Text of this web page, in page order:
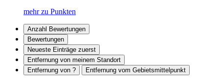
mehr zu Punkten
Anzahl Bewertungen
Bewertungen
Neueste Einträge zuerst
Entfernung von meinem Standort
Entfernung von ?
Entfernung vom Gebietsmittelpunkt